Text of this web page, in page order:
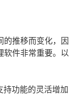
的推移而变化，因
软件非常重要。以
持功能的灵活增加